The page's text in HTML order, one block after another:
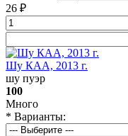
26 ₽
Шу КАА, 2013 г.
шу пуэр
100
Много
* Варианты: